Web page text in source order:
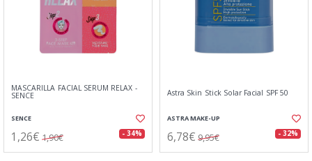
MASCARILLA FACIAL SERUM RELAX -
SENCE
SENCE
1,26€ 1,90€ - 34%
Astra Skin Stick Solar Facial SPF 50
ASTRA MAKE-UP
6,78€ 9,95€ - 32%